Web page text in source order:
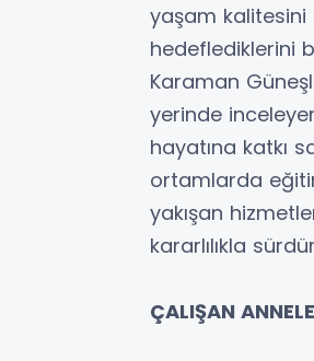
yaşam kalitesini
hedeflediklerini
Karaman
yerinde
hayatına katkı
ortamlarda
yakışan
kararlılıkla
ÇALIŞAN